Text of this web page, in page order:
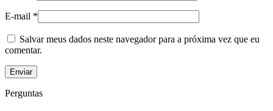
E-mail *
Salvar meus dados neste navegador para a próxima vez que eu
comentar.
Perguntas